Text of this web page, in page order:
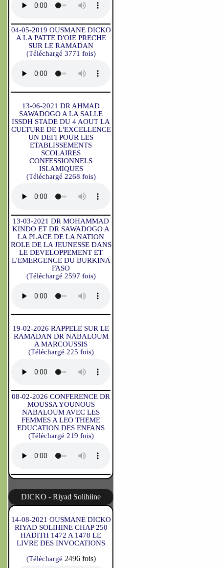
04-05-2019 OUSMANE DICKO
A LA PATTE D'OIE PRECHE
SUR LE RAMADAN
(Téléchargé 3771 fois)
13-06-2021 DR AHMAD
SAWADOGO A LA SALLE
ISSDH STADE DU 4 AOUT LA
CULTURE DE L'EXCELLENCE
UN DEFI POUR LES
ETABLISSEMENTS
SCOLAIRES
CONFESSIONNELS
ISLAMIQUES
(Téléchargé 2268 fois)
13-03-2021 DR MOHAMMAD
KINDO ET DR SAWADOGO A
LA PLACE DE LA NATION
ROLE DE LA JEUNESSE DANS
LE DEVELOPPEMENT ET
L'EMERGENCE DU BURKINA
FASO
(Téléchargé 2597 fois)
19-02-2026 RAPPELE SUR LE
RAMADAN DR NABALOUM
A MARCOUSSIS
(Téléchargé 225 fois)
08-02-2026 CONFERENCE DR
MOUSSA YOUNOUS
NABALOUM AVEC LES
FEMMES A LEO THEME
EDUCATION DES ENFANS
(Téléchargé 219 fois)
DICKO - Riyad Solihiine
14-08-2021 OUSMANE DICKO
RIYAD SOLIHINE CHAP 250
HADITH 1472 A 1478 LE
LIVRE DES INVOCATIONS
(Téléchargé 2496 fois)